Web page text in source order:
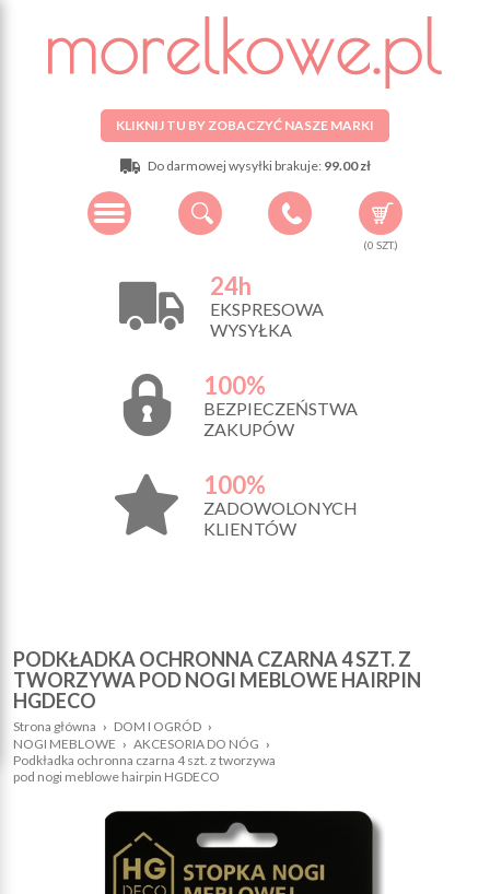
KLIKNIJ TU BY ZOBACZYĆ NASZE MARKI
Do darmowej wysyłki brakuje: 99.00 zł
(0 SZT.)
24h
EKSPRESOWA
WYSYŁKA
100%
BEZPIECZEŃSTWA
ZAKUPÓW
100%
ZADOWOLONYCH
KLIENTÓW
PODKŁADKA OCHRONNA CZARNA 4 SZT. Z
TWORZYWA POD NOGI MEBLOWE HAIRPIN
HGDECO
Strona główna › DOM I OGRÓD ›
NOGI MEBLOWE › AKCESORIA DO NÓG ›
Podkładka ochronna czarna 4 szt. z tworzywa
pod nogi meblowe hairpin HGDECO